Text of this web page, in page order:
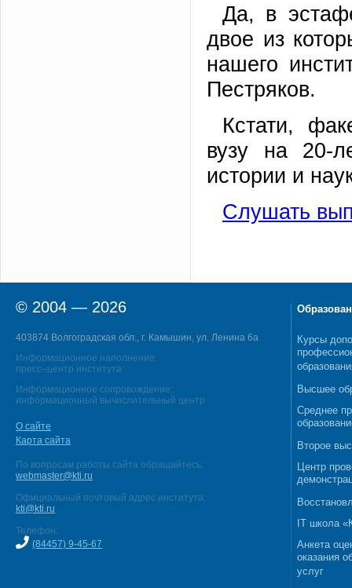
Да, в
двое из
нашего
Пестряков.
Кстати,
вузу на 20-
истории и
Слушать
© 2004 — 2026
403874 Волгоградская обл., г. Камышин, ул. Ленина 6а
Информационное наполнение:
пресс–центр института
Информационное сопровождение:
информационный вычислительный центр
О сайте
Карта сайта
По вопросам работы сайта обращайтесь:
webmaster@kti.ru
Официальный почтовый адрес института:
kti@kti.ru
Телефон:
(84457) 9-45-67
Курсы
Высшее
Среднее
Второе
Центр
IT школа
Анкета
оказания
услуг